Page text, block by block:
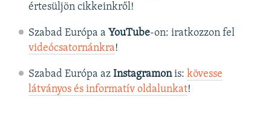
értesüljön cikkeinkről!
Szabad Európa a YouTube-on: iratkozzon fel
videócsatornánkra!
Szabad Európa az Instagramonis: kövesse
látványos és informatív oldalunkat! ​